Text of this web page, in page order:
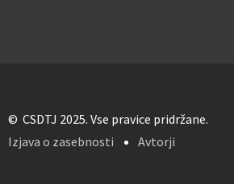
© CSDTJ 2025. Vse pravice pridržane.
Izjava o zasebnosti
Avtorji